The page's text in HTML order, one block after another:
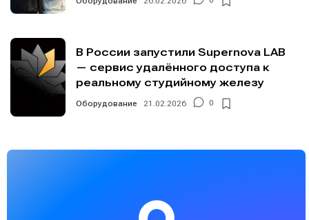
В России запустили Supernova LAB
— сервис удалённого доступа к
реальному студийному железу
Оборудование 21.02.2026 0